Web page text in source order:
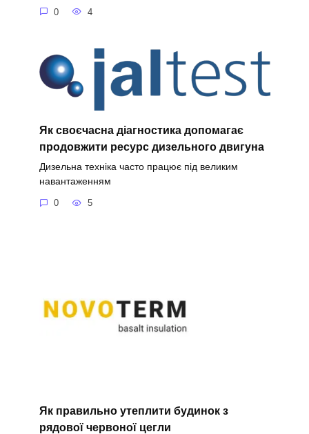
0 4
Як своєчасна діагностика допомагає
продовжити ресурс дизельного двигуна
Дизельна техніка часто працює під великим
навантаженням
0 5
Як правильно утеплити будинок з
рядової червоної цегли